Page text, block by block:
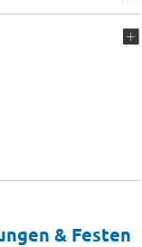
& Festen